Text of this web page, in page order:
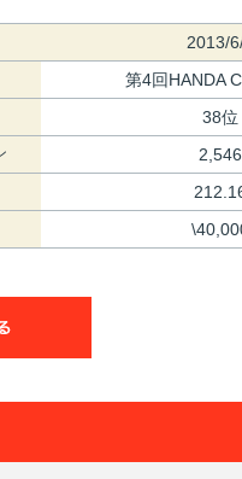
2013/
第4回HANDA
38位
2,546